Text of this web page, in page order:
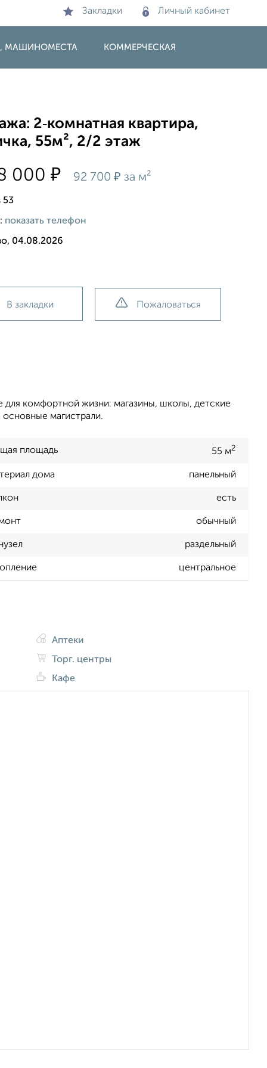
Закладки Личный кабинет
МАШИНОМЕСТА КОММЕРЧЕСКАЯ
2‑комнатная квартира,
55м², 2/2 этаж
000₽ 92 700₽ за м²
53
показать телефон
04.08.2026
В закладки Пожаловаться
для комфортной жизни: магазины, школы, детские
магистрали.
площадь 55 м2
дома панельный
есть
обычный
раздельный
центральное
Аптеки
Торг. центры
Кафе